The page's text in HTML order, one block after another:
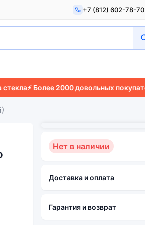
+7 (812) 602-78-70
⚡ Более 2000 довольных покупателей
Нет в наличии
Доставка и оплата
Гарантия и возврат